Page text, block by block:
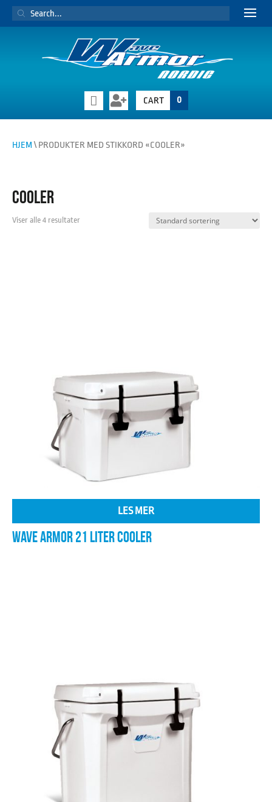
PRODUCTS
SEARCH
CART 0
HJEM \ PRODUKTER MED STIKKORD «COOLER»
COOLER
Viser alle 4 resultater
LES MER
WAVE ARMOR 21 LITER COOLER